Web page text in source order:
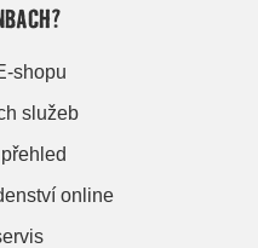
shopu
služeb
online